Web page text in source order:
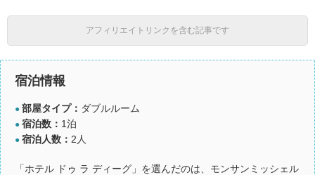
アフィリエイトリンクを含む記事です
宿泊情報
● 部屋タイプ： ダブルルーム
● 宿泊数： 1泊
● 宿泊人数： 2人
「ホテル ドゥ ラ ディーグ」を選んだのは、モンサンミッシェル